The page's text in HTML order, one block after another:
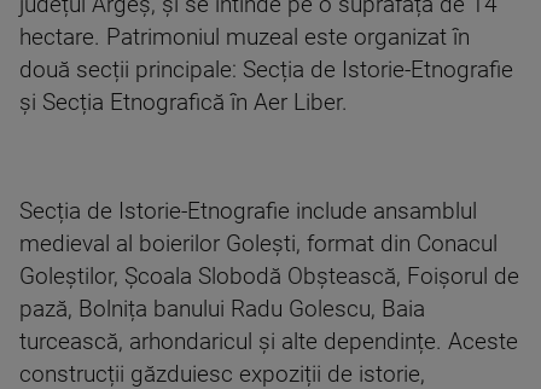
hectare. Patrimoniul muzeal este organizat în
două secții principale: Secția de Istorie-Etnografie
și Secția Etnografică în Aer Liber.
Secția de Istorie-Etnografie include ansamblul
medieval al boierilor Golești, format din Conacul
Goleștilor, Școala Slobodă Obștească, Foișorul de
pază, Bolnița banului Radu Golescu, Baia
turcească, arhondaricul și alte dependințe. Aceste
construcții găzduiesc expoziții de istorie,